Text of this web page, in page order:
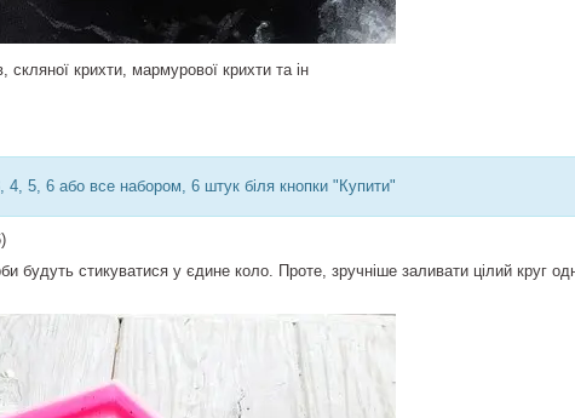
крихти, мармурової крихти та ін
4, 5, 6 або все набором, 6 штук біля кнопки "Купити"
стикуватися у єдине коло. Проте, зручніше заливати цілий круг